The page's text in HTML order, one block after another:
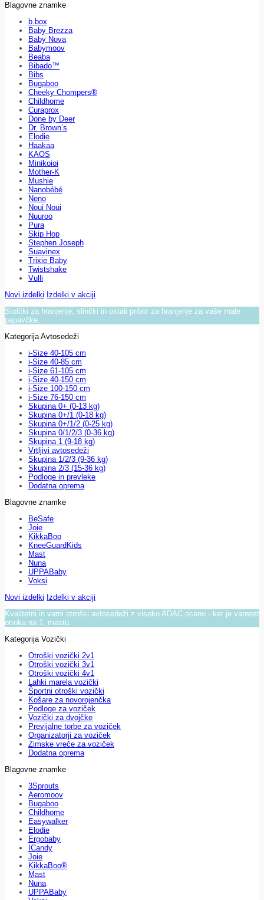
Blagovne znamke
b.box
Baby Brezza
Baby Nova
Babymoov
Beaba
Bibado™
Bibs
Bugaboo
Cheeky Chompers®
Childhome
Curaprox
Done by Deer
Dr. Brown’s
Elodie
Haakaa
KAOS
Minikoioi
Mother-K
Mushie
Nanobébé
Neno
Noui Noui
Nuuroo
Pura
Skip Hop
Stephen Joseph
Suavinex
Trixie Baby
Twistshake
Vulli
Novi izdelki Izdelki v akciji
Stolčki za hranjenje, slinčki in ostali pribor za hranjenje za vaše male
papavčke.
Kategorija Avtosedeži
i-Size 40-105 cm
i-Size 40-85 cm
i-Size 61-105 cm
i-Size 40-150 cm
i-Size 100-150 cm
i-Size 76-150 cm
Skupina 0+ (0-13 kg)
Skupina 0+/1 (0-18 kg)
Skupina 0+/1/2 (0-25 kg)
Skupina 0/1/2/3 (0-36 kg)
Skupina 1 (9-18 kg)
Vrtljivi avtosedeži
Skupina 1/2/3 (9-36 kg)
Skupina 2/3 (15-36 kg)
Podloge in prevleke
Dodatna oprema
Blagovne znamke
BeSafe
Joie
KikkaBoo
KneeGuardKids
Mast
Nuna
UPPABaby
Voksi
Novi izdelki Izdelki v akciji
Kvalitetni in varni otroški avtosedeži z visoko ADAC oceno - ker je varnost
otroka na 1. mestu.
Kategorija Vozički
Otroški vozički 2v1
Otroški vozički 3v1
Otroški vozički 4v1
Lahki marela vozički
Športni otroški vozički
Košare za novorojenčka
Podloge za voziček
Vozički za dvojčke
Previjalne torbe za voziček
Organizatorji za voziček
Zimske vreče za voziček
Dodatna oprema
Blagovne znamke
3Sprouts
Aeromoov
Bugaboo
Childhome
Easywalker
Elodie
Ergobaby
ICandy
Joie
KikkaBoo®
Mast
Nuna
UPPABaby